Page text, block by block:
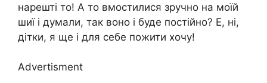
нарешті то! А то вмостилися зручно на моїй
шиї і думали, так воно і буде постійно? Е, ні,
дітки, я ще і для себе пожити хочу!
Advertisment